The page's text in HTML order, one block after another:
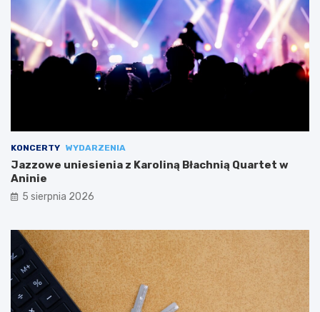
KONCERTY WYDARZENIA
Jazzowe uniesienia z Karoliną Błachnią Quartet w
Aninie
5 sierpnia 2026